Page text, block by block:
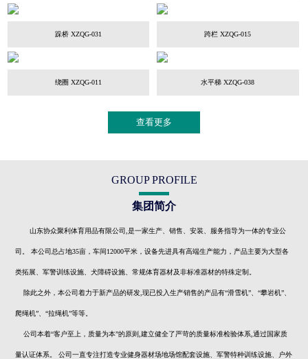
跺桥 XZQG-031 跨栏 XZQG-015
绕圈 XZQG-011 水平梯 XZQG-038
查看更多
GROUP PROFILE
集团简介
山东协众聚利体育用品有限公司,是一家生产、销售、安装、服务指导为一体的专业公
司。 本公司总占地35亩，车间12000平米，设备先进具有高端生产能力，产品主要为大型各
类拓展、军警训练设施、犬障碍设施、常规体育器材及非标准器材的特殊定制。
除此之外，本公司着力于新产品的研发,现已投入生产销售的产品有“滑雪机”、“攀岩机”、
爬绳机”、“拉绳机”等等。
公司本着“客户至上，质量为本”的原则,建立健全了严苛的质量标准检验体系,通过国家质
量认证体系。 公司一直专注打造专业健身器材场地场馆配套设施、军警特种训练设施、户外